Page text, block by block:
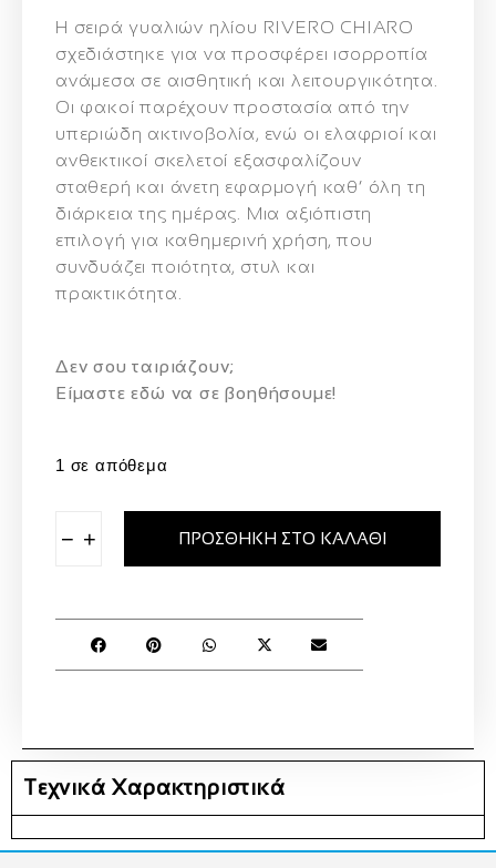
Η σειρά γυαλιών ηλίου RIVERO CHIARO
σχεδιάστηκε για να προσφέρει ισορροπία
ανάμεσα σε αισθητική και λειτουργικότητα.
Οι φακοί παρέχουν προστασία από την
υπεριώδη ακτινοβολία, ενώ οι ελαφριοί και
ανθεκτικοί σκελετοί εξασφαλίζουν
σταθερή και άνετη εφαρμογή καθ’ όλη τη
διάρκεια της ημέρας. Μια αξιόπιστη
επιλογή για καθημερινή χρήση, που
συνδυάζει ποιότητα, στυλ και
πρακτικότητα.
Δεν σου ταιριάζουν;
Eίμαστε εδώ να σε βοηθήσουμε!
1 σε απόθεμα
− + ΠΡΟΣΘΉΚΗ ΣΤΟ ΚΑΛΆΘΙ
Τεχνικά Χαρακτηριστικά